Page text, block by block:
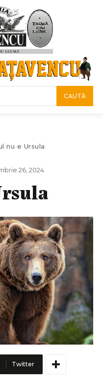
CAUTĂ
nu e Ursula
26, 2024
Twitter